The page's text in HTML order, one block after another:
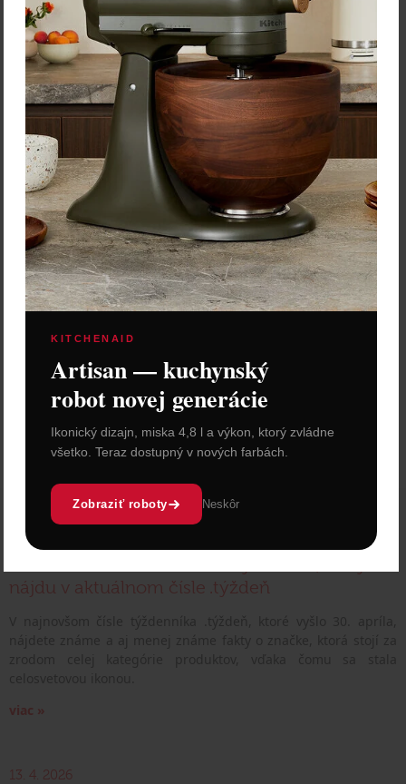
30. 4. 2026
Fanúšikov Victorinox určite poteší článok o
nájdu v aktuálnom čísle .týždeň
viac »
13. 4. 2026
KITCHENAID
Artisan — kuchynský
robot novej generácie
Ikonický dizajn, miska 4,8 l a výkon, ktorý zvládne
všetko. Teraz dostupný v nových farbách.
Zobraziť roboty Neskôr